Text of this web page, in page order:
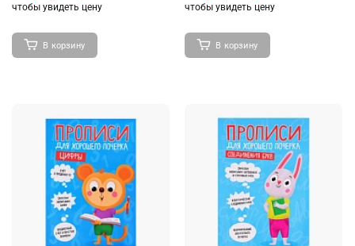
чтобы увидеть цену
В корзину
чтобы увидеть цену
В корзину